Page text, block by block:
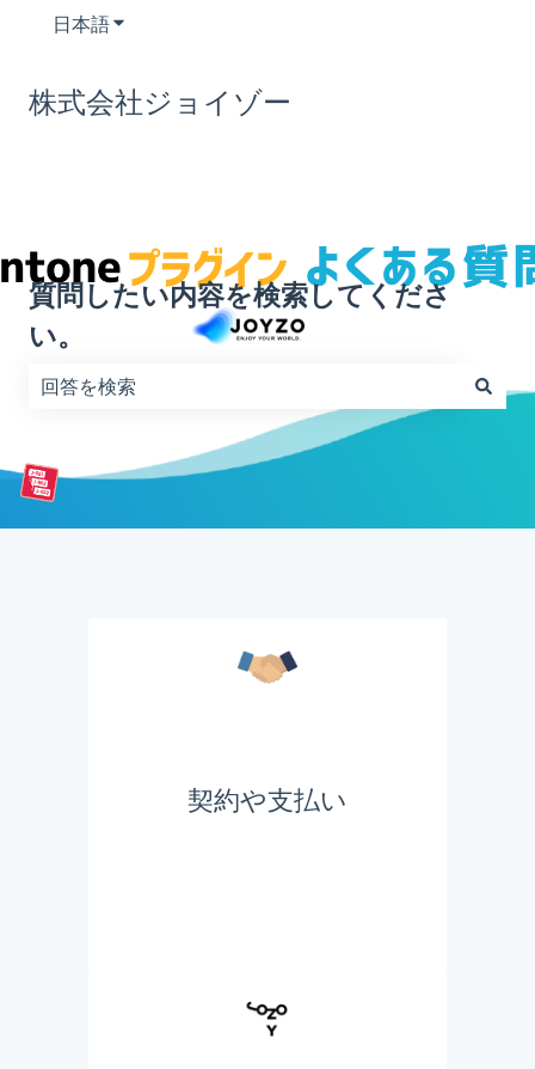
日本語翻訳のサブメニューを表示
株式会社ジョイゾー
質問したい内容を検索してくださ
い。
検索フィールドが空なので、候補はありません。
契約や支払い